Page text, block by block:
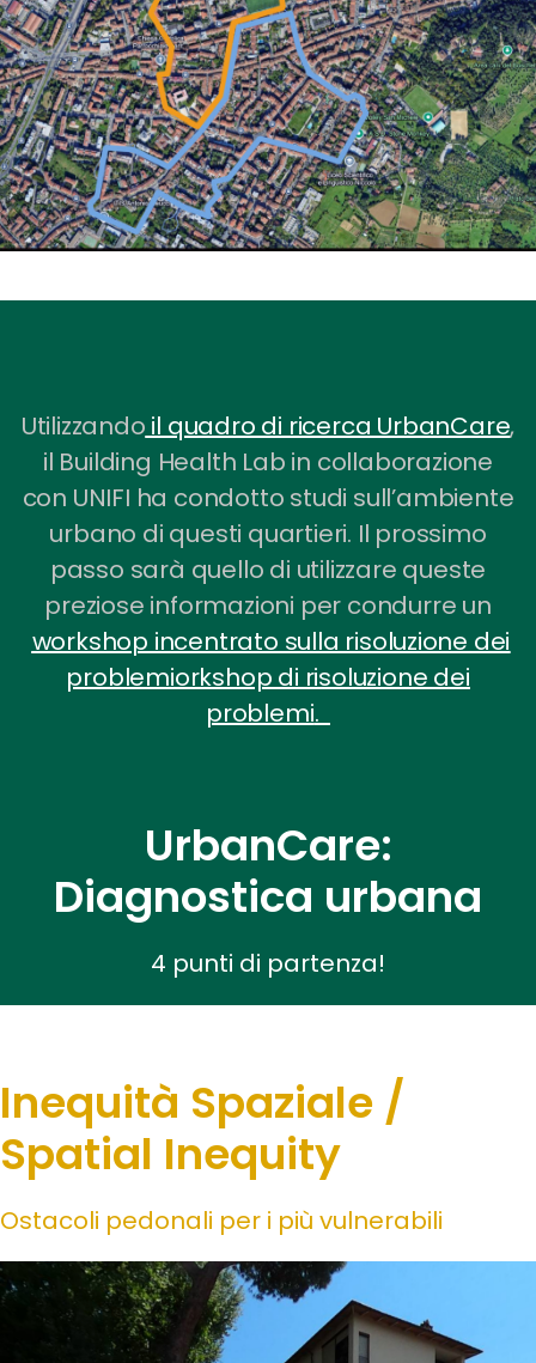
Utilizzando il quadro di ricerca UrbanCare,
il Building Health Lab in collaborazione
con UNIFI ha condotto studi sull’ambiente
urbano di questi quartieri. Il prossimo
passo sarà quello di utilizzare queste
preziose informazioni per condurre un
workshop incentrato sulla risoluzione dei
problemiorkshop di risoluzione dei
problemi.
UrbanCare:
Diagnostica urbana
4 punti di partenza!
Inequità Spaziale /
Spatial Inequity
Ostacoli pedonali per i più vulnerabili